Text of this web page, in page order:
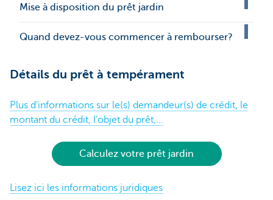
Mise à disposition du prêt jardin
Quand devez-vous commencer à rembourser?
Détails du prêt à tempérament
Plus d'informations sur le(s) demandeur(s) de crédit, le
montant du crédit, l’objet du prêt,...
Calculez votre prêt jardin
Lisez ici les informations juridiques